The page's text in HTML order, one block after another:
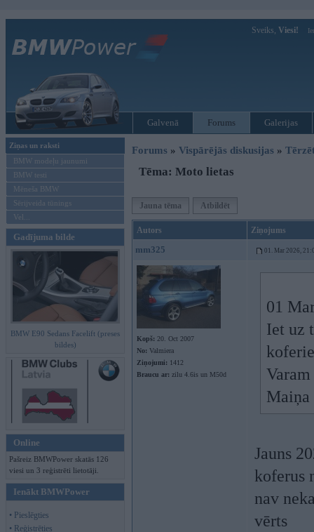
Sveiks, Viesi!
Galvenā Forums Galerijas
Ziņas un raksti
BMW modeļu jaunumi
BMW testi
Mēneša BMW
Sērijveida tūnings
Vel...
Gadījuma bilde
BMW E90 Sedans Facelift (preses
bildes)
Online
Pašreiz BMWPower skatās 126
viesi un 3 reģistrēti lietotāji.
Ienākt BMWPower
• Pieslēgties
• Reģistrēties
Forums » Vispārējās diskusijas »
Tēma: Moto lietas
Jauna tēma Atbildēt
Autors Ziņojums
mm325 01. Mar 2026,
Kopš: 20. Oct 2007
No: Valmiera
Ziņojumi: 1412
Braucu ar: zilu 4.6is un M50d
01
Iet uz
Maiņa
Jauns
koferus
nav
vērts